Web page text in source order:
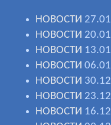
НОВОСТИ
НОВОСТИ
НОВОСТИ
НОВОСТИ
НОВОСТИ
НОВОСТИ
НОВОСТИ